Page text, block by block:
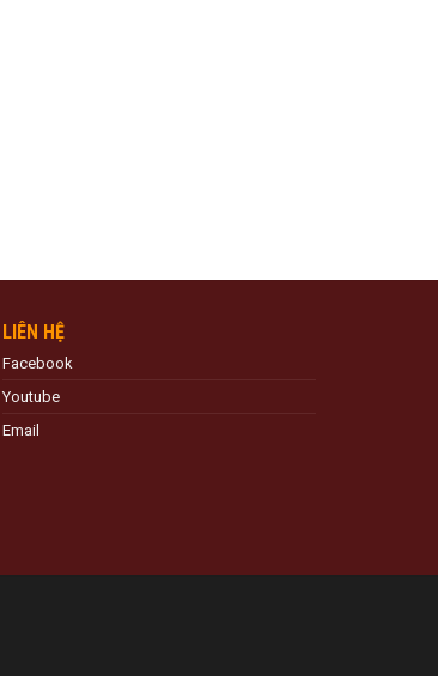
LIÊN HỆ
Facebook
Youtube
Email